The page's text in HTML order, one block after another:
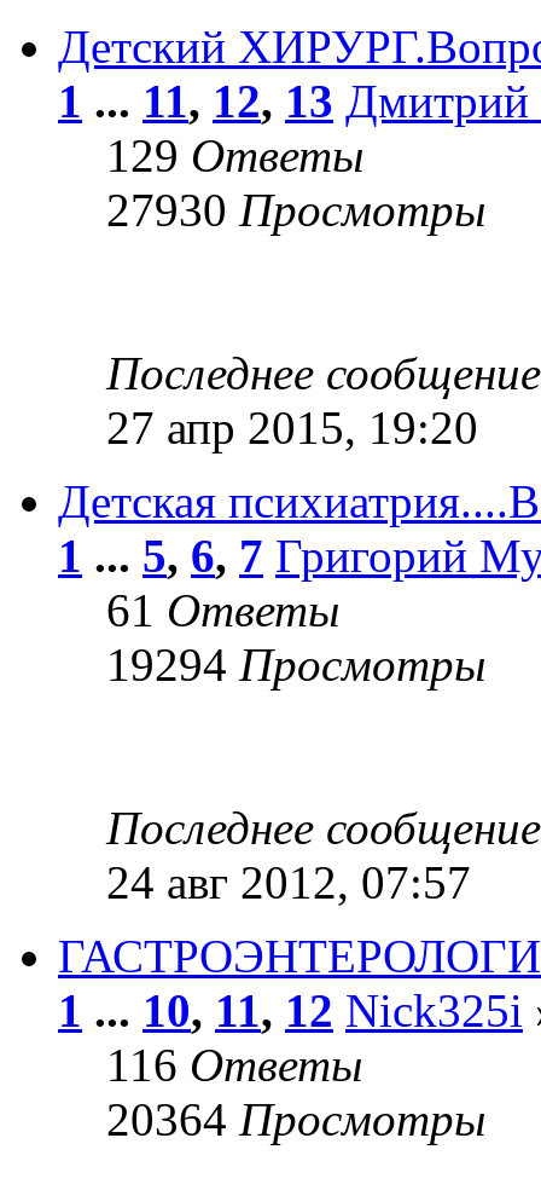
Детский
1 ... 11, 12, 13 Дмитрий
129 Ответы
27930 Просмотры
Последнее
27 апр 2015, 19:20
Детская
1 ... 5, 6, 7 Григорий
61 Ответы
19294 Просмотры
Последнее
24 авг 2012, 07:57
1 ... 10, 11, 12 Nick325i
116 Ответы
20364 Просмотры